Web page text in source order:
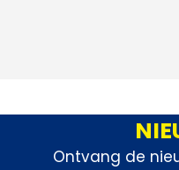
Ontvang de